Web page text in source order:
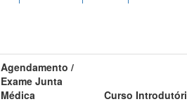
Agendamento /
Exame Junta
Médica
Curso